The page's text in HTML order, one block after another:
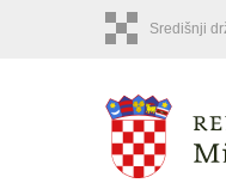
Središnji